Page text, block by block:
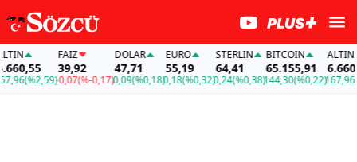
(%2,59)
FAİZ
39,92
-0,07(%-0,17)
DOLAR
47,71
0,09(%0,18)
EURO
55,19
0,18(%0,32)
STERLIN
64,41
0,24(%0,38)
BITCOIN
65.155,91
144,30(%0,22)
ALTIN
6.660,55
167,96